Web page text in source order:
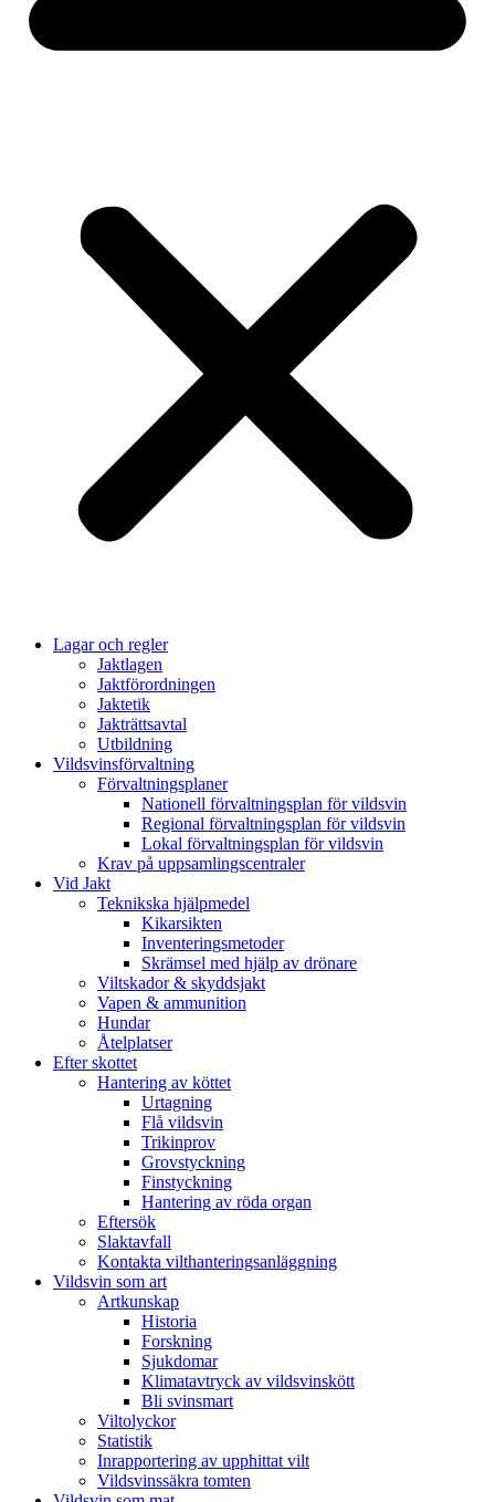
Lagar och regler
Jaktlagen
Jaktförordningen
Jaktetik
Jakträttsavtal
Utbildning
Vildsvinsförvaltning
Förvaltningsplaner
Nationell förvaltningsplan för vildsvin
Regional förvaltningsplan för vildsvin
Lokal förvaltningsplan för vildsvin
Krav på uppsamlingscentraler
Vid Jakt
Teknikska hjälpmedel
Kikarsikten
Inventeringsmetoder
Skrämsel med hjälp av drönare
Viltskador & skyddsjakt
Vapen & ammunition
Hundar
Åtelplatser
Efter skottet
Hantering av köttet
Urtagning
Flå vildsvin
Trikinprov
Grovstyckning
Finstyckning
Hantering av röda organ
Eftersök
Slaktavfall
Kontakta vilthanteringsanläggning
Vildsvin som art
Artkunskap
Historia
Forskning
Sjukdomar
Klimatavtryck av vildsvinskött
Bli svinsmart
Viltolyckor
Statistik
Inrapportering av upphittat vilt
Vildsvinssäkra tomten